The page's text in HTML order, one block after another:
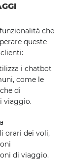
che
queste
i chatbot
come le
di
viaggio.
orari dei voli,
di viaggio.